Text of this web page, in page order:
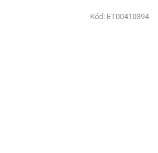
Kód: ET00410394